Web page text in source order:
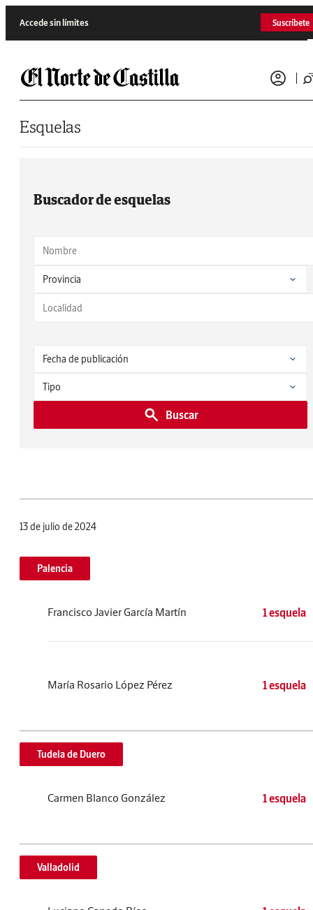
Accede sin límites Suscríbete
Esquelas
Buscador de esquelas
Buscar
13 de julio de 2024
Palencia
Francisco Javier García Martín 1 esquela
María Rosario López Pérez 1 esquela
Tudela de Duero
Carmen Blanco González 1 esquela
Valladolid